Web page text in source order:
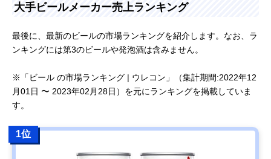
大手ビールメーカー売上ランキング
最後に、最新のビールの市場ランキングを紹介します。なお、ラ
ンキングには第3のビールや発泡酒は含みません。
※「ビール の市場ランキング | ウレコン」（集計期間:2022年12
月01日 〜 2023年02月28日）を元にランキングを掲載していま
す。
1位